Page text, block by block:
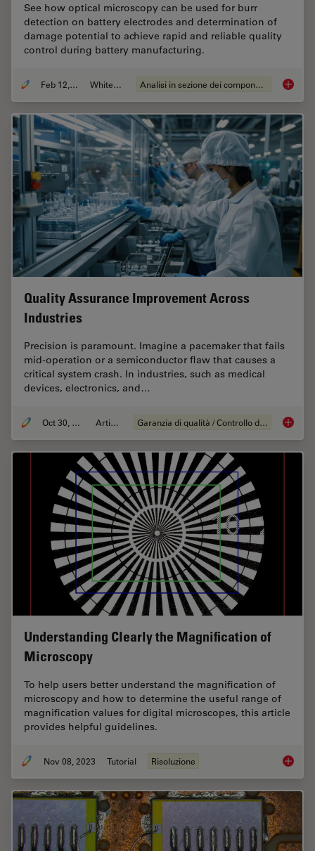
See how optical microscopy can be used for burr
detection on battery electrodes and determination of
damage potential to achieve rapid and reliable quality
control during battery manufacturing.
Feb 12, 2026 Whitepaper Analisi in sezione dei componenti elettronici Burr
Quality Assurance Improvement Across
Industries
Precision is paramount. Imagine a pacemaker that fails
mid-operation or a semiconductor flaw that causes a
critical system crash. In industries, such as medical
devices, electronics, and…
Oct 30, 2025 Articolo Garanzia di qualità / Controllo di qualità Quality
Understanding Clearly the Magnification of
Microscopy
To help users better understand the magnification of
microscopy and how to determine the useful range of
magnification values for digital microscopes, this article
provides helpful guidelines.
Nov 08, 2023 Tutorial Risoluzione